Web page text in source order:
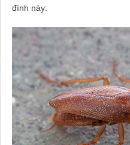
đình này: